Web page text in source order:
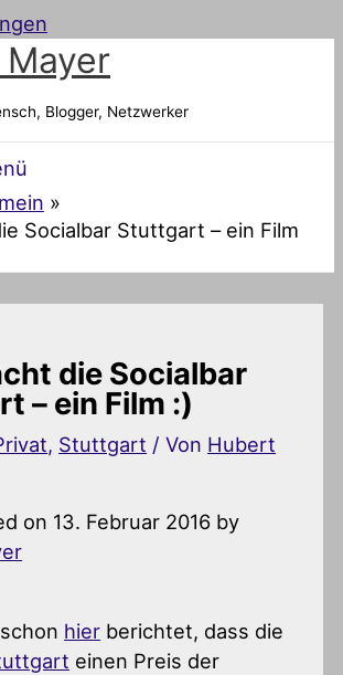
Blogger, Netzwerker
Socialbar Stuttgart – ein Film
die Socialbar
– ein Film :)
, Stuttgart / Von Hubert
on 13. Februar 2016 by
hier berichtet, dass die
einen Preis der